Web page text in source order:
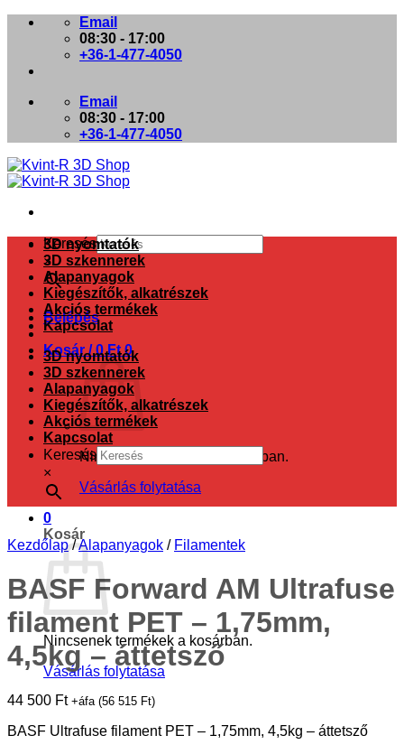
Skip
Email
08:30 - 17:00
+36-1-477-4050
Email
08:30 - 17:00
+36-1-477-4050
Keresés
×
Belépés
Kosár /0Ft 0
Nincsenek termékek a kosárban.
Vásárlás folytatása
0
Kosár
Nincsenek termékek a kosárban.
Vásárlás folytatása
3D nyomtatók
3D szkennerek
Alapanyagok
Kiegészítők, alkatrészek
Akciós termékek
Kapcsolat
3D nyomtatók
3D szkennerek
Alapanyagok
Kiegészítők, alkatrészek
Akciós termékek
Kapcsolat
Keresés
×
Kezdőlap /Alapanyagok / Filamentek
BASF Forward AM Ultrafuse
filament PET – 1,75mm,
4,5kg – áttetsző
44 500 Ft +áfa (56 515 Ft)
BASF Ultrafuse filament PET – 1,75mm, 4,5kg – áttetsző